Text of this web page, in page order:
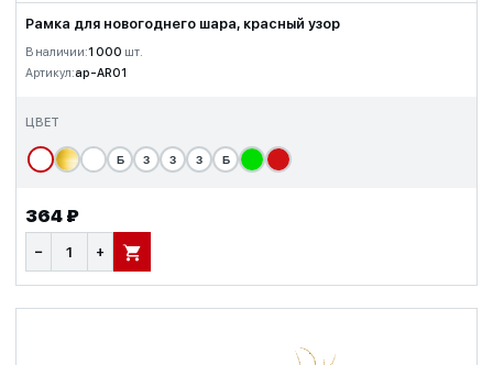
Рамка для новогоднего шара, красный узор
В наличии:1 000 шт.
Артикул:ap-AR01
ЦВЕТ
Б З З З Б
364 ₽
− + В КОРЗИНУ